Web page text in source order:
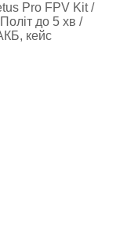
Pro FPV Kit /
до 5 хв /
кейс